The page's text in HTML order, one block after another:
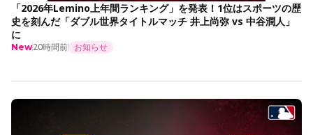
「2026年Lemino上年間ランキング」を発表！1位はスポーツの歴
史を刻んだ「ダブル世界タイトルマッチ 井上尚弥 vs 中谷潤人」
に
New20時間前 お知らせ